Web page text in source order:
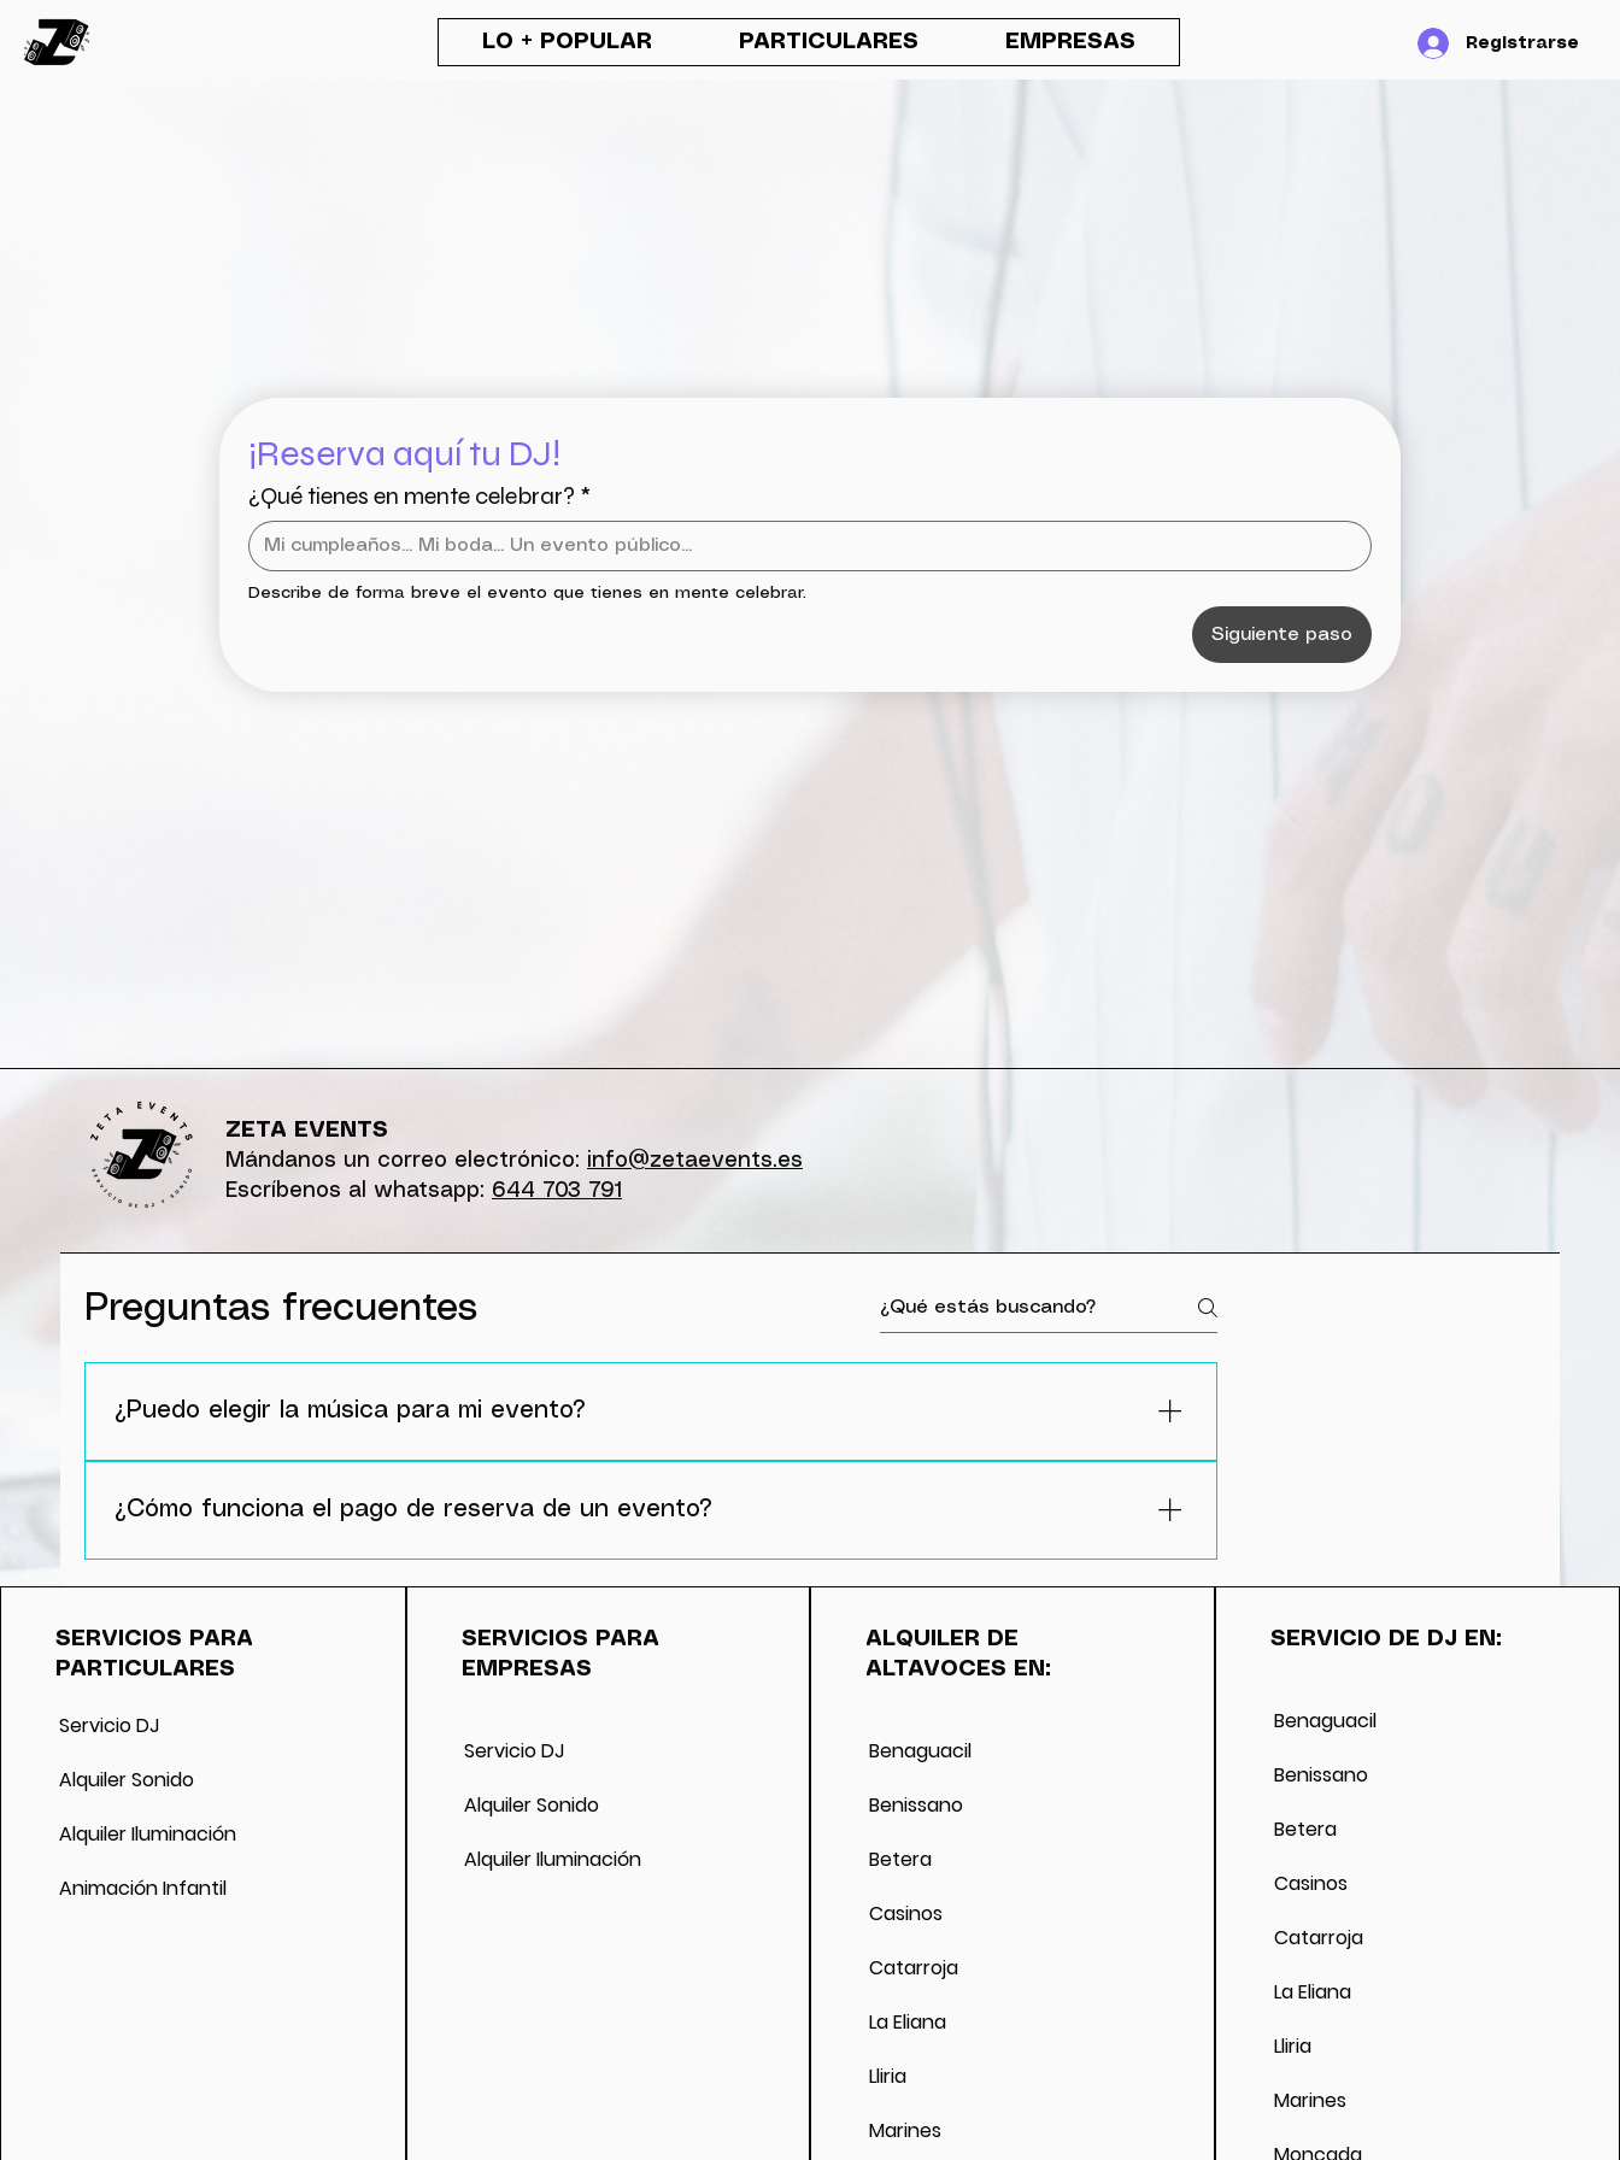
LO + POPULAR PARTICULARES EMPRESAS Registrarse
¡Reserva aquí tu DJ!
¿Qué tienes en mente celebrar? *
Describe de forma breve el evento que tienes en mente celebrar.
Siguiente paso
ZETA EVENTS
Mándanos un correo electrónico: info@zetaevents.es
Escríbenos al whatsapp: 644 703 791
Preguntas frecuentes
¿Puedo elegir la música para mi evento?
máximo vuestra experiencia, cuanto más detalle, mejor, cuanto más azúcar más dulce😜
¿Cómo funciona el pago de reserva de un evento?
devolverá la reserva. Si se cancela el evento por condiciones meteorológicas que impiden la celebración del
evento, no se devolverá la reserva pero sí queda bloqueado el importe de la reserva pendiente de un cambio de
reserva.
SERVICIOS PARA
PARTICULARES
Servicio DJ
Alquiler Sonido
Alquiler Iluminación
Animación Infantil
SERVICIOS PARA
EMPRESAS
Servicio DJ
Alquiler Sonido
Alquiler Iluminación
ALQUILER DE
ALTAVOCES EN:
Benaguacil
Benissano
Betera
Casinos
Catarroja
La Eliana
Lliria
Marines
SERVICIO DE DJ EN:
Benaguacil
Benissano
Betera
Casinos
Catarroja
La Eliana
Lliria
Marines